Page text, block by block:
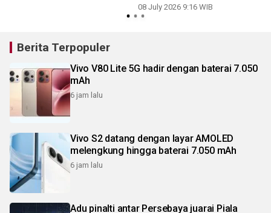
08 July 2026 9:16 WIB
Berita Terpopuler
Vivo V80 Lite 5G hadir dengan baterai 7.050
mAh
6 jam lalu
Vivo S2 datang dengan layar AMOLED
melengkung hingga baterai 7.050 mAh
6 jam lalu
Adu pinalti antar Persebaya juarai Piala